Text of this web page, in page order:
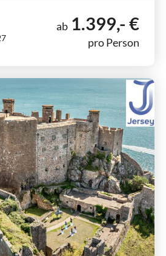
ab 1.399,- €
pro Person